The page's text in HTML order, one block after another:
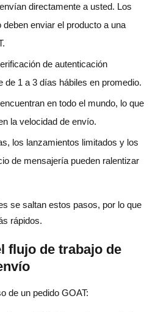
directamente a usted. Los
enviar el producto a una
de autenticación
de 1 a 3 días hábiles en promedio.
en todo el mundo, lo que
la velocidad de envío.
los lanzamientos limitados y los
de mensajería pueden ralentizar
se saltan estos pasos, por lo que
rápidos.
flujo de trabajo de
de un pedido GOAT: